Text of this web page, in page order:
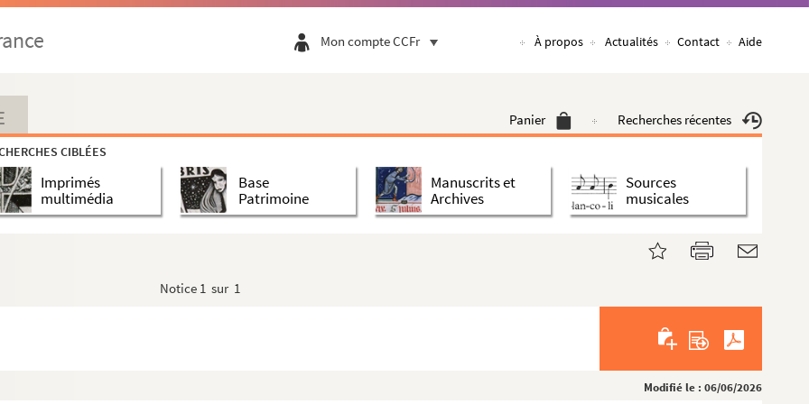
Mon compte CCFr À propos Actualités Contact Aide
Panier Recherches récentes
CIBLÉES
Imprimés
multimédia
Base
Patrimoine
Manuscrits et
Archives
Sources
musicales
Notice 1 sur 1
Modifié le : 06/06/2026
à un archidiacre non nommé à propos de la gé...
pour l’utilité du commerce
du prieuré de Saint-Samson